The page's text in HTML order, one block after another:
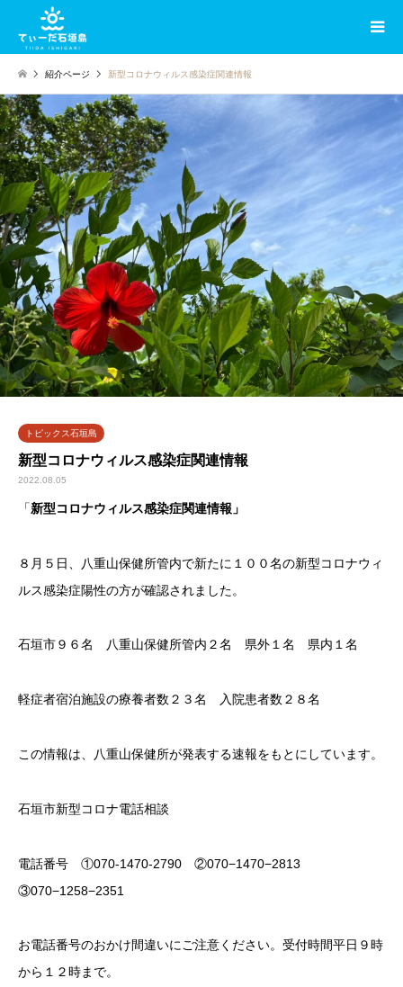
紹介ページ 新型コロナウィルス感染症関連情報
トピックス石垣島
新型コロナウィルス感染症関連情報
2022.08.05
「新型コロナウィルス感染症関連情報」
８月５日、八重山保健所管内で新たに１００名の新型コロナウィ
ルス感染症陽性の方が確認されました。
石垣市９６名 八重山保健所管内２名 県外１名 県内１名
軽症者宿泊施設の療養者数２３名 入院患者数２８名
この情報は、八重山保健所が発表する速報をもとにしています。
石垣市新型コロナ電話相談
電話番号 ①070-1470-2790 ②070−1470−2813
③070−1258−2351
お電話番号のおかけ間違いにご注意ください。受付時間平日９時
から１２時まで。